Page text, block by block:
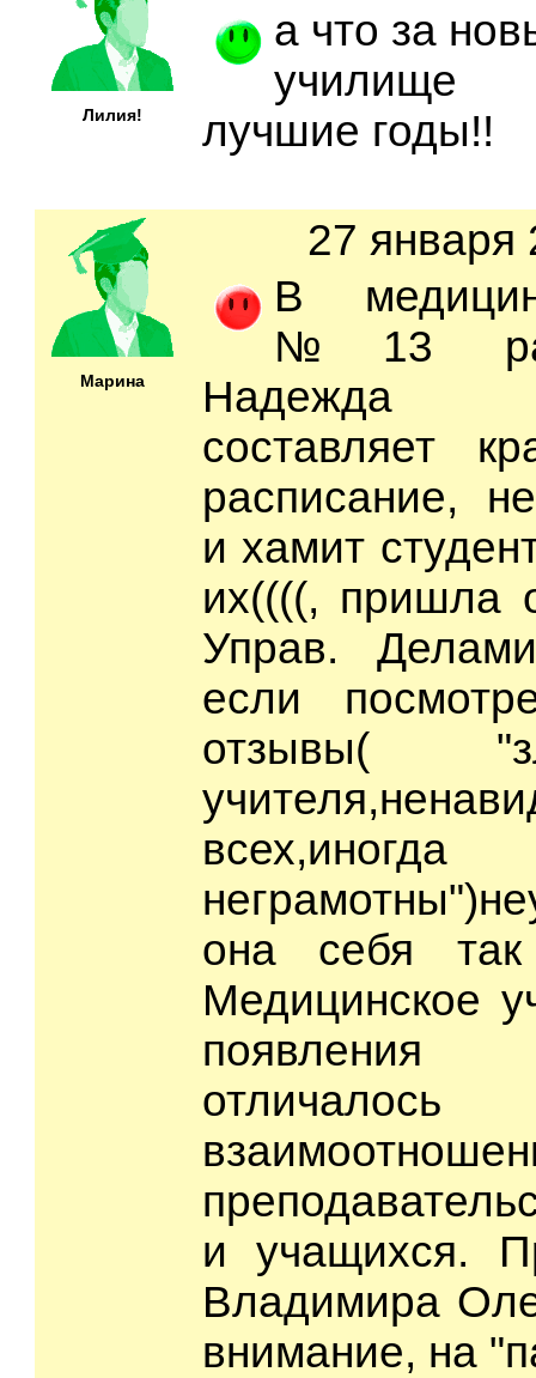
Лилия!
а что за
училище
лучшие годы!!
Марина
27 января
В
№13
Надежда
составляет
расписание,
и хамит
их((((, пришла
Управ.
если
отзывы(
она себя
Медицинское
и учащихся.
Владимира
внимание, на